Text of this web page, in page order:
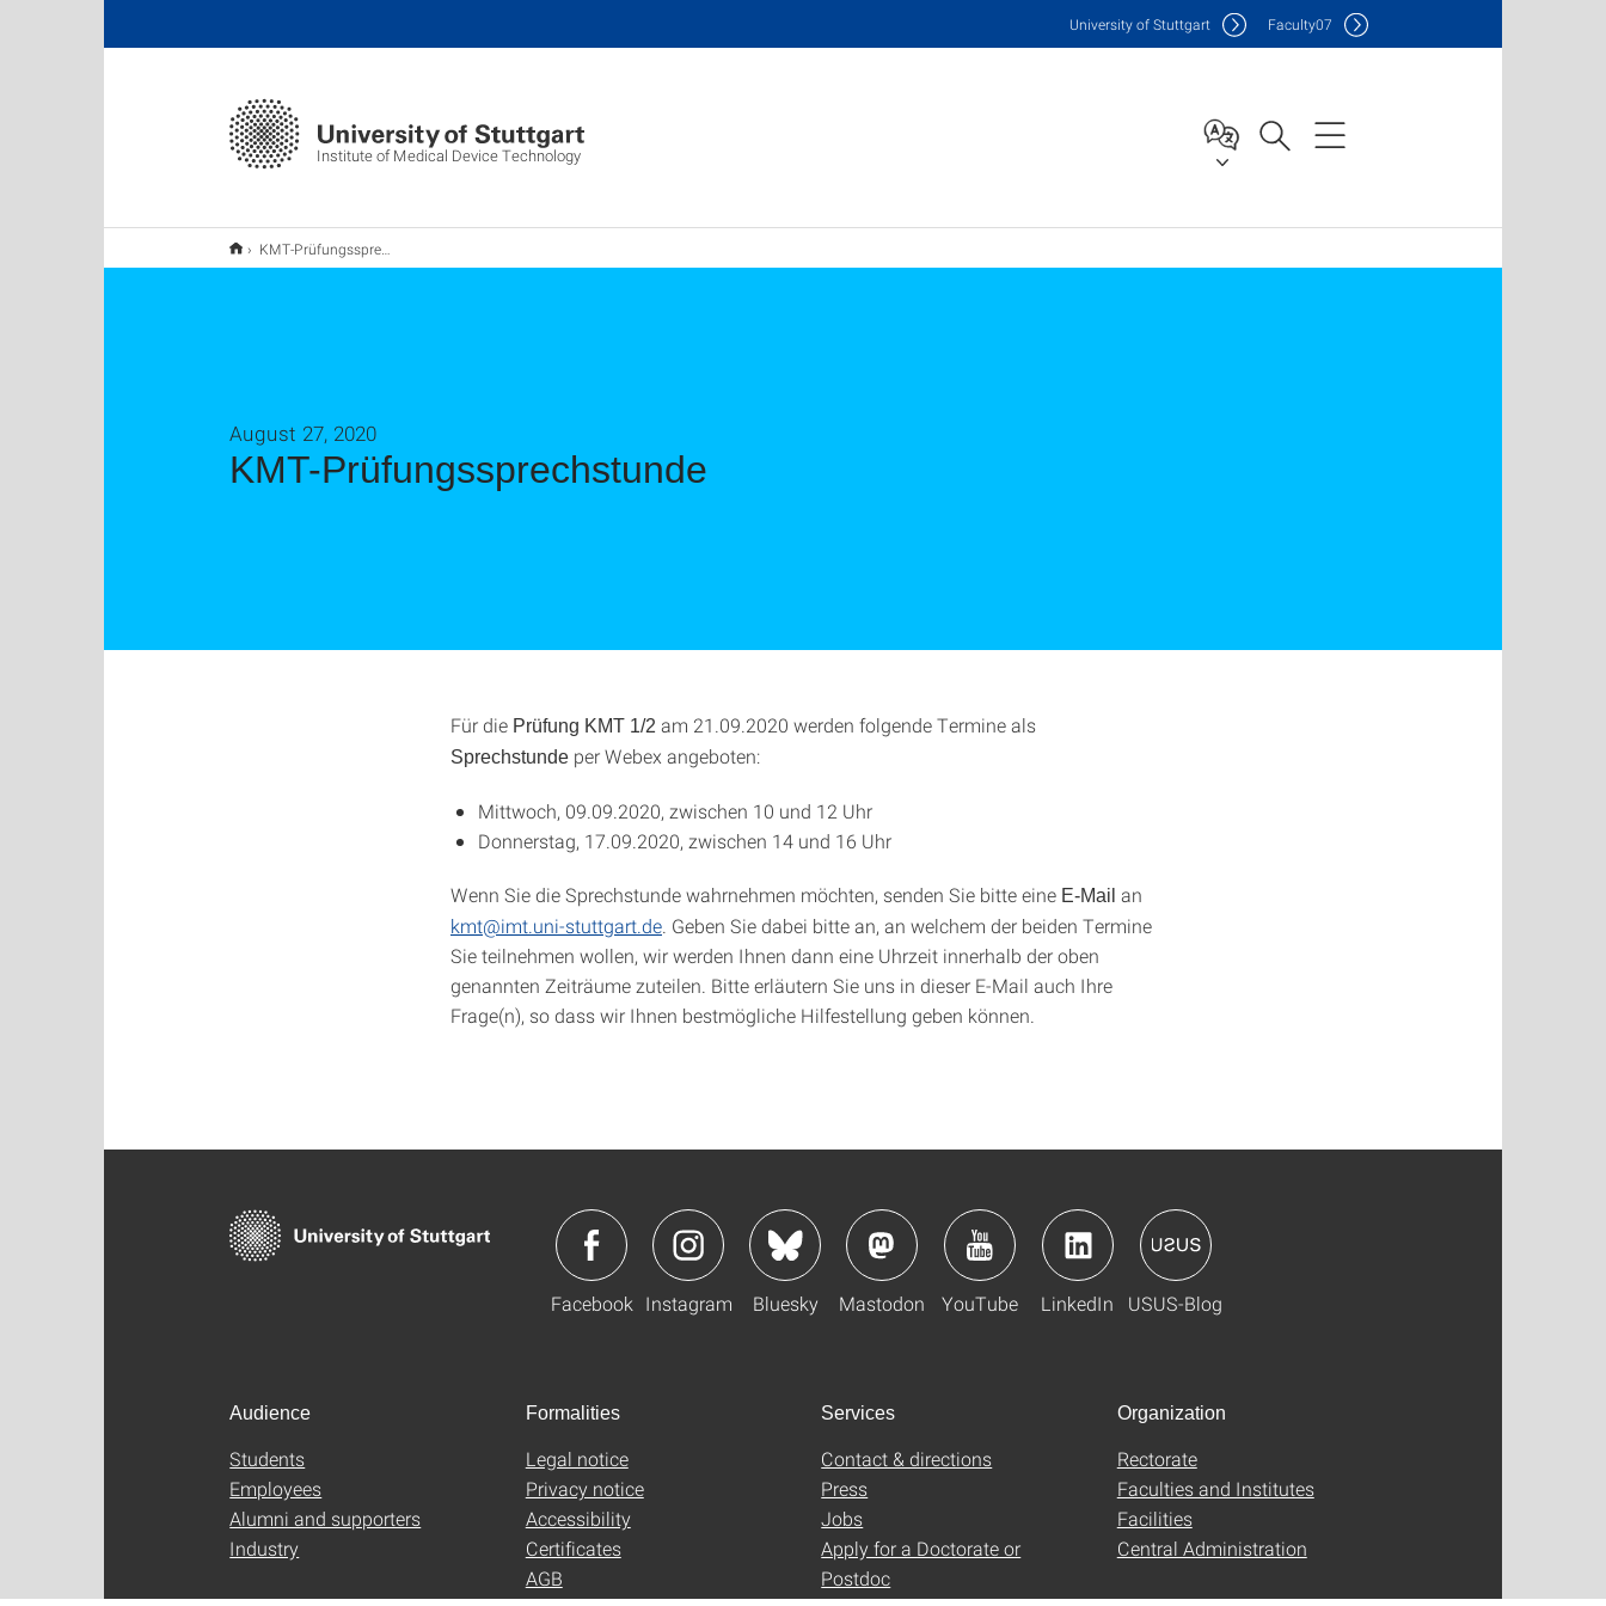
Institute of Medical Device Technology
University of Stuttgart Faculty07
KMT-Prüfungssprechstunde
KMT-Prüfungssprechstunde
August 27, 2020
Für die Prüfung KMT 1/2 am 21.09.2020 werden folgende Termine als
Sprechstunde per Webex angeboten:
Mittwoch, 09.09.2020, zwischen 10 und 12 Uhr
Donnerstag, 17.09.2020, zwischen 14 und 16 Uhr
Wenn Sie die Sprechstunde wahrnehmen möchten, senden Sie bitte eine E-Mail an
kmt@imt.uni-stuttgart.de . Geben Sie dabei bitte an, an welchem der beiden Termine
Sie teilnehmen wollen, wir werden Ihnen dann eine Uhrzeit innerhalb der oben
genannten Zeiträume zuteilen. Bitte erläutern Sie uns in dieser E-Mail auch Ihre
Frage(n), so dass wir Ihnen bestmögliche Hilfestellung geben können.
Facebook Instagram Bluesky Mastodon YouTube LinkedIn USUS-Blog
Audience
Students
Employees
Alumni and supporters
Industry
Formalities
Legal notice
Privacy notice
Accessibility
Certificates
AGB
Services
Contact & directions
Press
Jobs
Apply for a Doctorate or
Postdoc
Organization
Rectorate
Faculties and Institutes
Facilities
Central Administration